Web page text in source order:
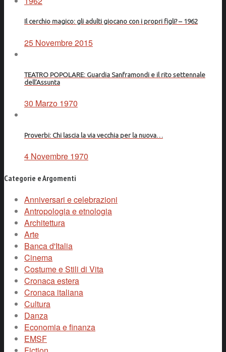
Il cerchio magico: gli adulti giocano con i propri figli? – 1962
25 Novembre 2015
TEATRO POPOLARE: Guardia Sanframondi e il rito settennale
dell’Assunta
30 Marzo 1970
Proverbi: Chi lascia la via vecchia per la nuova…
4 Novembre 1970
Categorie e Argomenti
Anniversari e celebrazioni
Antropologia e etnologia
Architettura
Arte
Banca d'Italia
Cinema
Costume e Stili di Vita
Cronaca estera
Cronaca italiana
Cultura
Danza
Economia e finanza
EMSF